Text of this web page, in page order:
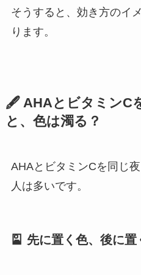
そうすると、効き方のイ
ります。
🖋 AHAとビタミンC
と、色は濁る？
AHAとビタミンCを同じ
人は多いです。
🎴 先に置く色、後に置